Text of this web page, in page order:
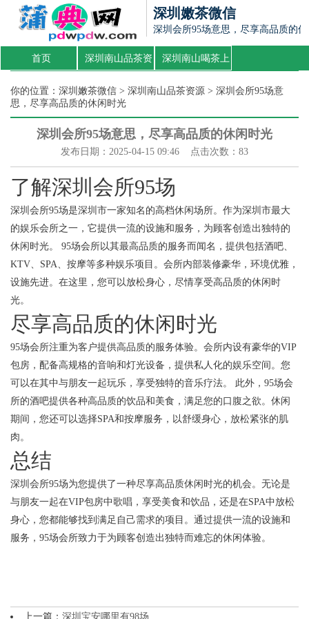
深圳嫩茶微信
深圳会所95场意思，尽享高品质的
首页 深圳南山品茶资 深圳南山喝茶上
你的位置： 深圳嫩茶微信 > 深圳南山品茶资源 > 深圳会所95场意
思，尽享高品质的休闲时光
深圳会所95场意思，尽享高品质的休闲时光
发布日期：2025-04-15 09:46 点击次数：83
了解深圳会所95场
深圳会所95场是深圳市一家知名的高档休闲场所。作为深圳市最大
的娱乐会所之一，它提供一流的设施和服务，为顾客创造出独特的
休闲时光。 95场会所以其最高品质的服务而闻名，提供包括酒吧、
KTV、SPA、按摩等多种娱乐项目。会所内部装修豪华，环境优雅，
设施先进。在这里，您可以放松身心，尽情享受高品质的休闲时
光。
尽享高品质的休闲时光
95场会所注重为客户提供高品质的服务体验。会所内设有豪华的VIP
包房，配备高规格的音响和灯光设备，提供私人化的娱乐空间。您
可以在其中与朋友一起玩乐，享受独特的音乐疗法。 此外，95场会
所的酒吧提供各种高品质的饮品和美食，满足您的口腹之欲。休闲
期间，您还可以选择SPA和按摩服务，以舒缓身心，放松紧张的肌
肉。
总结
深圳会所95场为您提供了一种尽享高品质休闲时光的机会。无论是
与朋友一起在VIP包房中歌唱，享受美食和饮品，还是在SPA中放松
身心，您都能够找到满足自己需求的项目。通过提供一流的设施和
服务，95场会所致力于为顾客创造出独特而难忘的休闲体验。
上一篇： 深圳宝安哪里有98场